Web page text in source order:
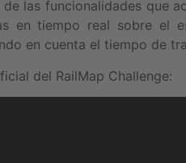
de las funcionalidades que
en tiempo real sobre el
en cuenta el tiempo de
del RailMap Challenge: